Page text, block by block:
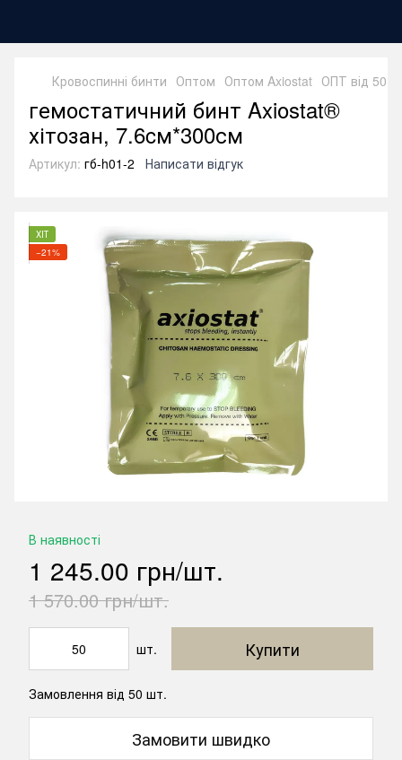
Кровоспинні бинти Оптом Оптом Axiostat ОПТ від 50
гемостатичний бинт Axiоstat®
хітозан, 7.6cм*300см
Артикул: гб-h01-2 Написати відгук
ХІТ
−21%
В наявності
1 245.00 грн/шт.
1 570.00 грн/шт.
шт. Купити
Замовлення від 50 шт.
Замовити швидко